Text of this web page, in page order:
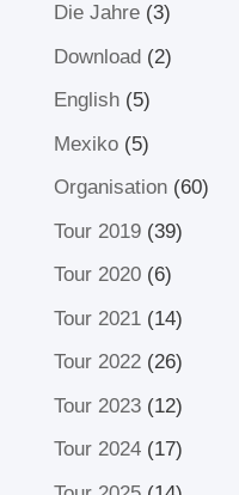
Die Jahre(3)
Download(2)
English(5)
Mexiko(5)
Organisation(60)
Tour 2019(39)
Tour 2020(6)
Tour 2021(14)
Tour 2022(26)
Tour 2023(12)
Tour 2024(17)